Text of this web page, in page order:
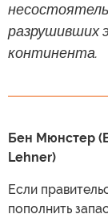
разрушивших
континента.
Бен Мюнстер
Lehner)
Если
пополнить